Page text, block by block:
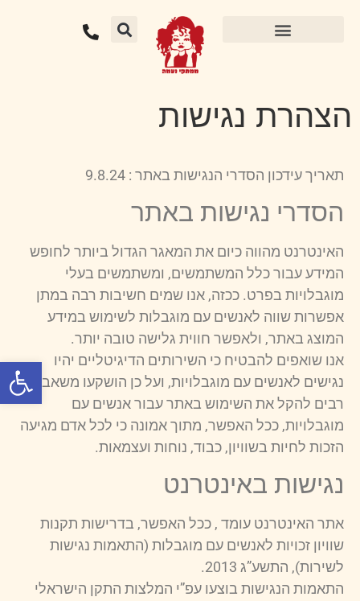
פתח
הצהרת נגישות
תאריך עידכון הסדרי הנגישות באתר : 9.8.24
הסדרי נגישות באתר
האינטרנט מהווה כיום את המאגר הגדול ביותר לחופש
המידע עבור כלל המשתמשים, ומשתמשים בעלי
מוגבלויות בפרט. ככזה, אנו שמים חשיבות רבה במתן
אפשרות שווה לאנשים עם מוגבלות לשימוש במידע
המוצג באתר, ולאפשר חווית גלישה טובה יותר.
אנו שואפים להבטיח כי השירותים הדיגיטליים יהיו
נגישים לאנשים עם מוגבלויות, ועל כן הושקעו משאבים
רבים להקל את השימוש באתר עבור אנשים עם
מוגבלויות, ככל האפשר, מתוך אמונה כי לכל אדם מגיעה
הזכות לחיות בשוויון, כבוד, נוחות ועצמאות.
נגישות באינטרנט
אתר האינטרנט עומד , ככל האפשר, בדרישות תקנות
שוויון זכויות לאנשים עם מוגבלות (התאמות נגישות
לשירות), התשע”ג 2013.
התאמות הנגישות בוצעו עפ”י המלצות התקן הישראלי